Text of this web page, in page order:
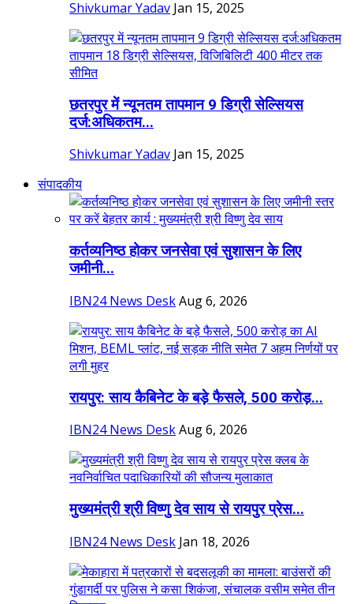
Shivkumar Yadav Jan 15, 2025
छतरपुर में न्यूनतम तापमान 9 डिग्री सेल्सियस
दर्ज:अधिकतम...
Shivkumar Yadav Jan 15, 2025
संपादकीय
कर्तव्यनिष्ठ होकर जनसेवा एवं सुशासन के लिए
जमीनी...
IBN24 News DeskAug 6, 2026
रायपुर: साय कैबिनेट के बड़े फैसले, 500 करोड़...
IBN24 News DeskAug 6, 2026
मुख्यमंत्री श्री विष्णु देव साय से रायपुर प्रेस...
IBN24 News Desk Jan 18, 2026